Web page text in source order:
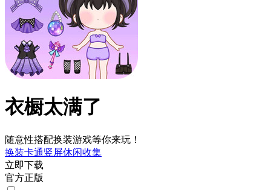
衣橱太满了
随意性搭配换装游戏等你来玩！
换装卡通竖屏休闲收集
立即下载
官方正版